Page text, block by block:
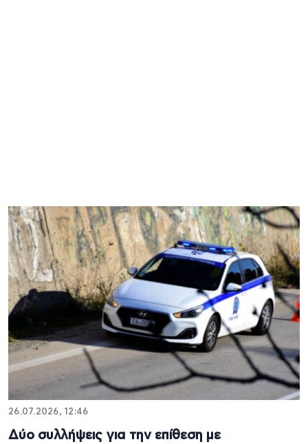
26.07.2026, 12:46
Δύο συλλήψεις για την επίθεση με